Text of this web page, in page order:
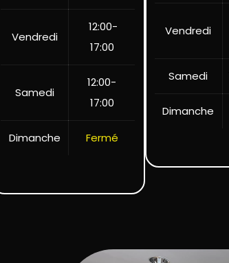
Vendredi
12:00-
17:00
Samedi
12:00-
17:00
Dimanche Fermé
Vendredi
Samedi
Dimanche